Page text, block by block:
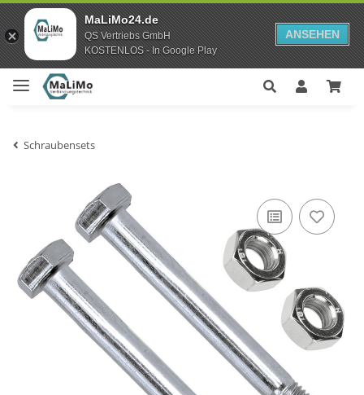
MaLiMo24.de
QS Vertriebs GmbH
KOSTENLOS - In Google Play
ANSEHEN
Schraubensets